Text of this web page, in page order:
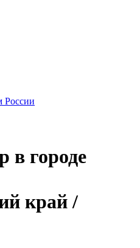
в городе
край /